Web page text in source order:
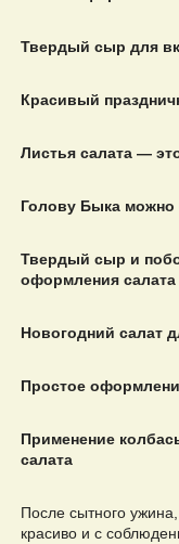
Твердый сыр для
Красивый
Листья салата —
Голову Быка можно
Твердый сыр и
оформления салата
Новогодний салат
Простое
Применение
салата
После сытного
красиво и с